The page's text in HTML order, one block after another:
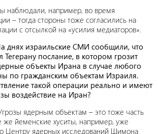
наблюдали, например, во время
– тогда стороны тоже согласились на
с отсылкой на «усилия медиаторов».
днях израильские СМИ сообщили, что
Тегерану послание, в котором грозит
объекты Ирана в случае любого
по гражданским объектам Израиля.
такой операции реально и имеют
воздействие на Иран?
ядерным объектам – это тоже часть
же йеменские хуситы, например, уже
Центру ядерных исследований Шимона